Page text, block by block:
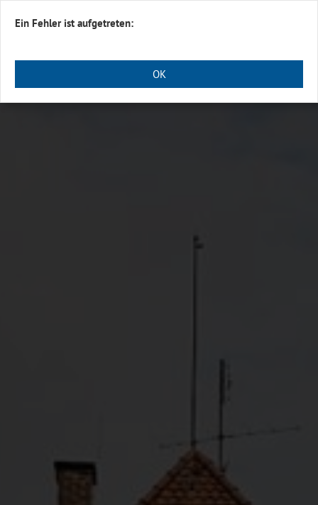
Navigation einblenden
Ein Fehler ist aufgetreten:
OK